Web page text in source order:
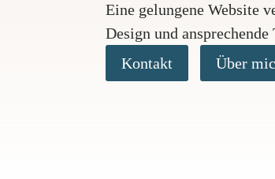
Eine gelungene Website
Design und
Kontakt
Über